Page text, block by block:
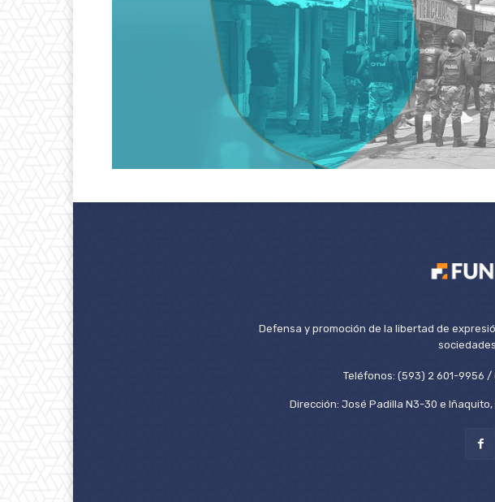
Defensa y promoción de la libertad de
Teléfonos: (593) 2 601-9956
Dirección: José Padilla N3-30 e